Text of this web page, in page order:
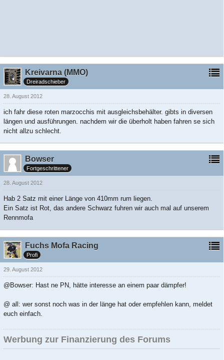
Kreivarna (MMO)
Dreiradschieber
28. August 2012
ich fahr diese roten marzocchis mit ausgleichsbehälter. gibts in diversen
längen und ausführungen. nachdem wir die überholt haben fahren se sich
nicht allzu schlecht.
Bowser
Fortgeschrittener
28. August 2012
Hab 2 Satz mit einer Länge von 410mm rum liegen.
Ein Satz ist Rot, das andere Schwarz fuhren wir auch mal auf unserem
Rennmofa
Fuchs Mofa Racing
Profi
29. August 2012
@Bowser: Hast ne PN, hätte interesse an einem paar dämpfer!
@ all: wer sonst noch was in der länge hat oder empfehlen kann, meldet
euch einfach.
Werbung zur Finanzierung des Forums